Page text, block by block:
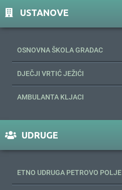
USTANOVE
OSNOVNA ŠKOLA GRADAC
DJEČJI VRTIĆ JEŽIĆI
AMBULANTA KLJACI
UDRUGE
ETNO UDRUGA PETROVO POLJE